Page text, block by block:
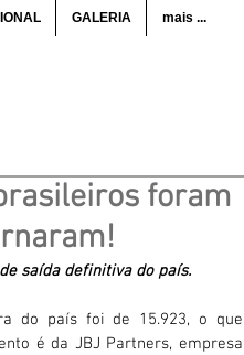
GALERIA mais ...
foram
saída definitiva do país.
do país foi de 15.923, o que
é da JBJ Partners, empresa